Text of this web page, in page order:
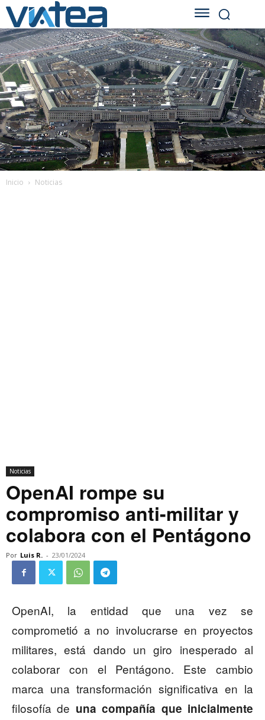
Inicio Noticias
Noticias
OpenAI rompe su
compromiso anti-militar y
colabora con el Pentágono
Por Luis R. - 23/01/2024
OpenAI, la entidad que una vez se
comprometió a no involucrarse en proyectos
militares, está dando un giro inesperado al
colaborar con el Pentágono. Este cambio
marca una transformación significativa en la
filosofía de una compañía que inicialmente